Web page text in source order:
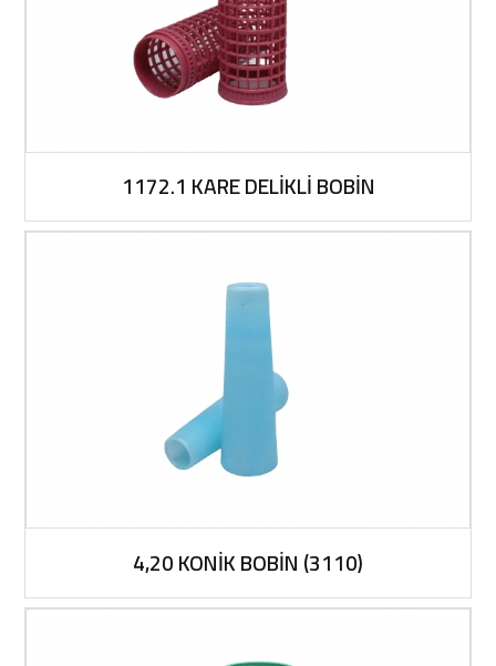
1172.1 KARE DELİKLİ BOBİN
4,20 KONİK BOBİN (3110)